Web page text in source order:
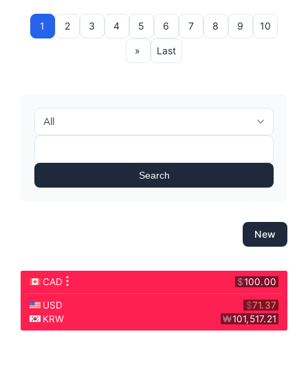
1 2 3 4 5 6 7 8 9 10
» Last
Search
New